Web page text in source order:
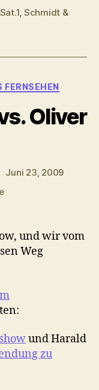
Sat.1, Schmidt &
FERNSEHEN
Oliver
Juni 23, 2009
zu
vs.
Oliver
Welke
und wir vom
Weg
und Harald
zu